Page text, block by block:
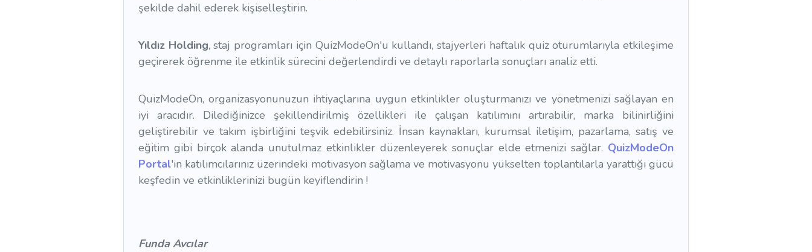
şekilde dahil ederek kişiselleştirin.
Yıldız Holding, staj programları için QuizModeOn'u kullandı, stajyerleri haftalık quiz oturumlarıyla etkileşime
geçirerek öğrenme ile etkinlik sürecini değerlendirdi ve detaylı raporlarla sonuçları analiz etti.
QuizModeOn, organizasyonunuzun ihtiyaçlarına uygun etkinlikler oluşturmanızı ve yönetmenizi sağlayan en
iyi aracıdır. Dilediğinizce şekillendirilmiş özellikleri ile çalışan katılımını artırabilir, marka bilinirliğini
geliştirebilir ve takım işbirliğini teşvik edebilirsiniz. İnsan kaynakları, kurumsal iletişim, pazarlama, satış ve
eğitim gibi birçok alanda unutulmaz etkinlikler düzenleyerek sonuçlar elde etmenizi sağlar. QuizModeOn
Portal'in katılımcılarınız üzerindeki motivasyon sağlama ve motivasyonu yükselten toplantılarla yarattığı gücü
keşfedin ve etkinliklerinizi bugün keyiflendirin !
Funda Avcılar